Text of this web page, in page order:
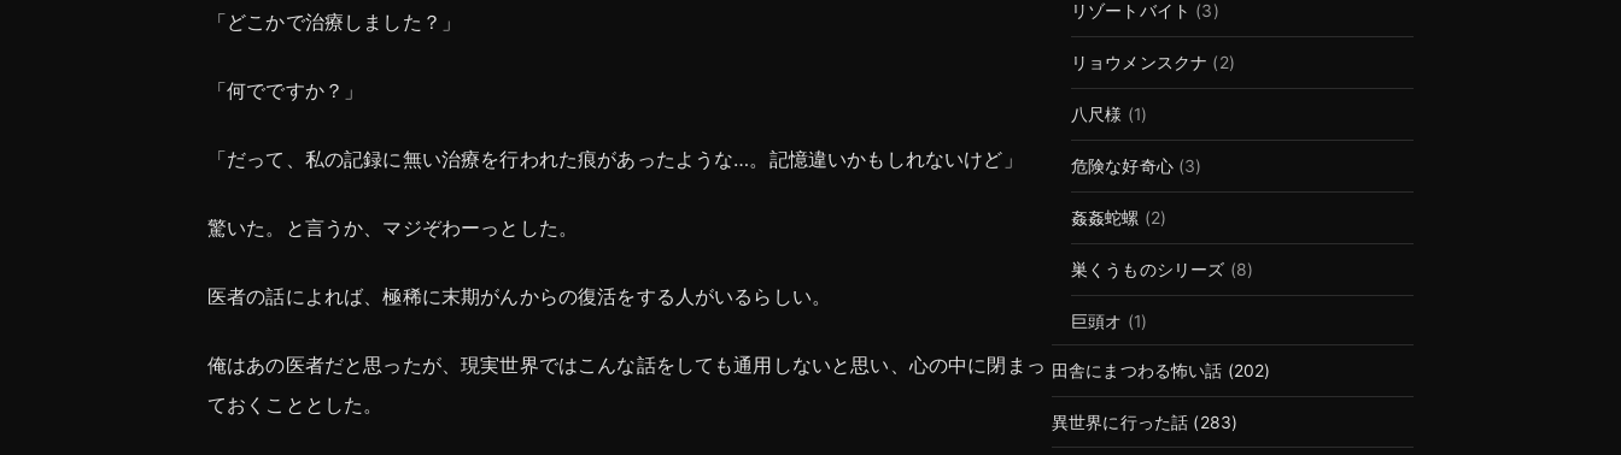
「どこかで治療しました？」
「何でですか？」
「だって、私の記録に無い治療を行われた痕があったような…。記憶違いかもしれないけど」
驚いた。と言うか、マジぞわーっとした。
医者の話によれば、極稀に末期がんからの復活をする人がいるらしい。
俺はあの医者だと思ったが、現実世界ではこんな話をしても通用しないと思い、心の中に閉まっ
ておくこととした。
リゾートバイト (3)
リョウメンスクナ (2)
八尺様 (1)
危険な好奇心(3)
姦姦蛇螺 (2)
巣くうものシリーズ (8)
巨頭オ (1)
田舎にまつわる怖い話 (202)
異世界に行った話 (283)